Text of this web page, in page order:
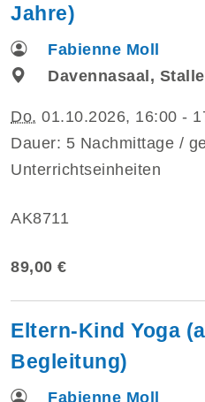
Jahre)
Fabienne Moll
Davennasaal,
Do. 01.10.2026, 16:00 -
Dauer: 5 Nachmittage /
Unterrichtseinheiten
AK8711
89,00 €
Eltern-Kind Yoga
Begleitung)
Fabienne Moll